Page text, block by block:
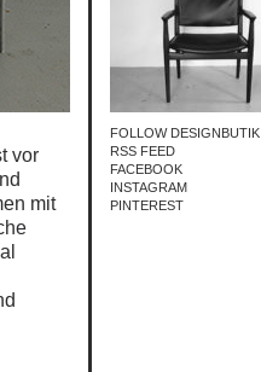
FOLLOW DESIGNBUTIK
RSS FEED
FACEBOOK
INSTAGRAM
PINTEREST
vor
mit